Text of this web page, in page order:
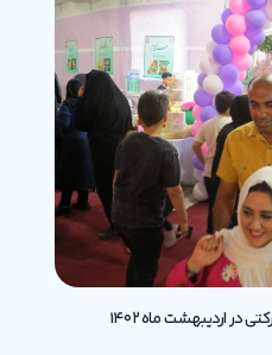
در اردیبهشت ماه 1402